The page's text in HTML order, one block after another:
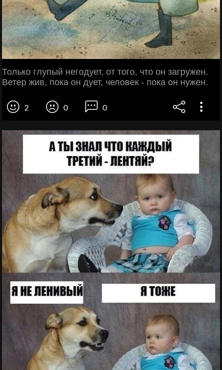
Только глупый негодует, от того, что он загружен.
Ветер жив, пока он дует, человек - пока он нужен.
2 0 0